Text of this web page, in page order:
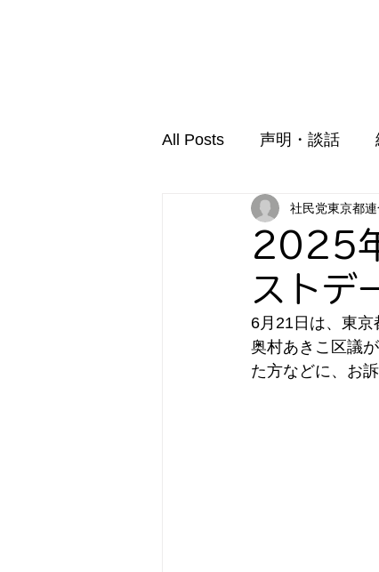
All Posts 声明・談話
2025
ストデ
社民党東京都連
6月21日は、東
奥村あきこ区議
た方などに、お